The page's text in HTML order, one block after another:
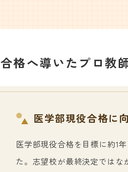
合格へ導いたプロ教
医学部現役合格に
医学部現役合格を目標に約1
た。志望校が最終決定ではな